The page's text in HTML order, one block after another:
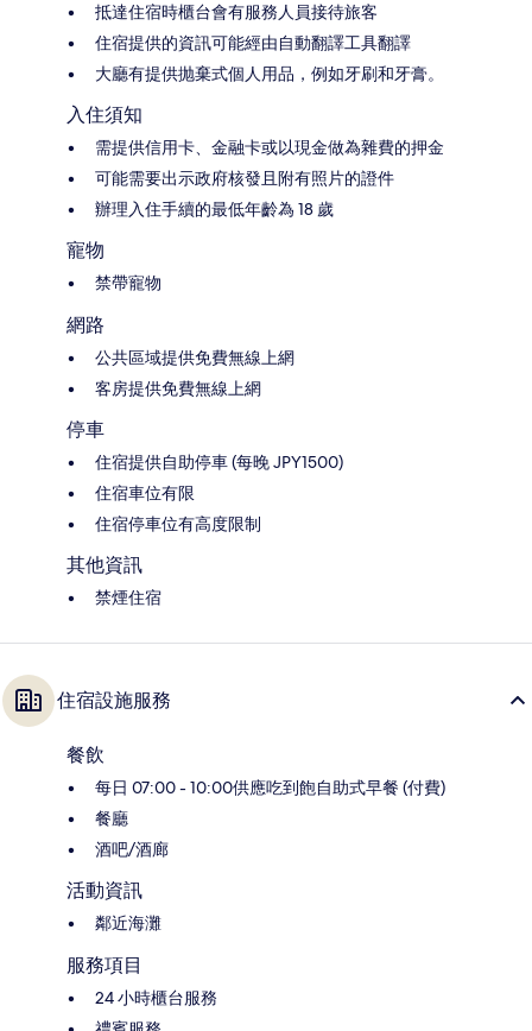
抵達住宿時櫃台會有服務人員接待旅客
住宿提供的資訊可能經由自動翻譯工具翻譯
大廳有提供抛棄式個人用品，例如牙刷和牙膏。
入住須知
需提供信用卡、金融卡或以現金做為雜費的押金
可能需要出示政府核發且附有照片的證件
辦理入住手續的最低年齡為 18 歲
寵物
禁帶寵物
網路
公共區域提供免費無線上網
客房提供免費無線上網
停車
住宿提供自助停車 (每晚 JPY1500)
住宿車位有限
住宿停車位有高度限制
其他資訊
禁煙住宿
住宿設施服務
餐飲
每日 07:00 - 10:00供應吃到飽自助式早餐 (付費)
餐廳
酒吧/酒廊
活動資訊
鄰近海灘
服務項目
24 小時櫃台服務